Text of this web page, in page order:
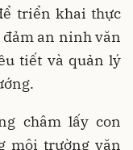
triển khai thực
an ninh văn
tiết và quản lý
châm lấy con
môi trường văn